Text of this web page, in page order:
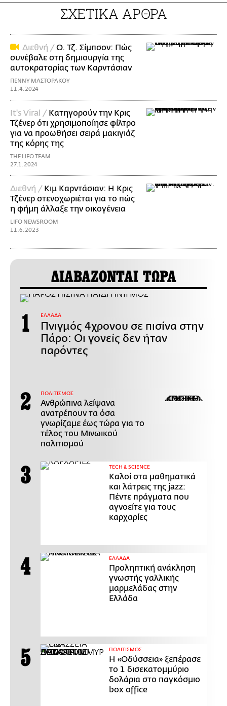
ΣΧΕΤΙΚΑ ΑΡΘΡΑ
Διεθνή /Ο. Τζ. Σίμπσον: Πώς
συνέβαλε στη δημιουργία της
αυτοκρατορίας των Καρντάσιαν
ΠΕΝΝΥ ΜΑΣΤΟΡΑΚΟΥ
11.4.2024
It's Viral / Κατηγορούν την Κρις
Τζένερ ότι χρησιμοποίησε φίλτρο
για να προωθήσει σειρά μακιγιάζ
της κόρης της
THE LIFO TEAM
27.1.2024
Διεθνή / Κιμ Καρντάσιαν: Η Κρις
Τζένερ στενοχωριέται για το πώς
η φήμη άλλαξε την οικογένεια
LIFO NEWSROOM
11.6.2023
ΔΙΑΒΑΖΟΝΤΑΙ ΤΩΡΑ
ΕΛΛΑΔΑ
Πνιγμός 4χρονου σε πισίνα στην
Πάρο: Οι γονείς δεν ήταν
παρόντες
ΠΟΛΙΤΙΣΜΟΣ
Ανθρώπινα λείψανα
ανατρέπουν τα όσα
γνωρίζαμε έως τώρα για το
τέλος του Μινωικού
πολιτισμού
ΤECH & SCIENCE
Καλοί στα μαθηματικά
και λάτρεις της jazz:
Πέντε πράγματα που
αγνοείτε για τους
καρχαρίες
ΕΛΛΑΔΑ
Προληπτική ανάκληση
γνωστής γαλλικής
μαρμελάδας στην
Ελλάδα
ΠΟΛΙΤΙΣΜΟΣ
Η «Οδύσσεια» ξεπέρασε
το 1 δισεκατομμύριο
δολάρια στο παγκόσμιο
box office